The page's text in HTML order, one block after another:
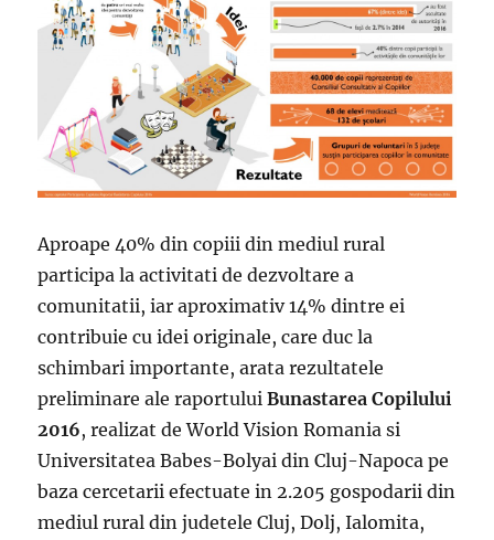
Aproape 40% din copiii din mediul rural
participa la activitati de dezvoltare a
comunitatii, iar aproximativ 14% dintre ei
contribuie cu idei originale, care duc la
schimbari importante, arata rezultatele
preliminare ale raportuluiBunastarea Copilului
2016, realizat de World Vision Romania si
Universitatea Babes-Bolyai din Cluj-Napoca pe
baza cercetarii efectuate in 2.205 gospodarii din
mediul rural din judetele Cluj, Dolj, Ialomita,